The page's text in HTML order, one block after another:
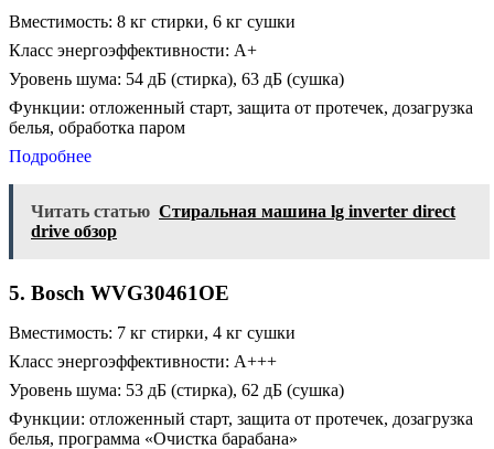
Вместимость: 8 кг стирки, 6 кг сушки
Класс энергоэффективности: A+
Уровень шума: 54 дБ (стирка), 63 дБ (сушка)
Функции: отложенный старт, защита от протечек, дозагрузка
белья, обработка паром
Подробнее
Читать статью Стиральная машина lg inverter direct
drive обзор
5. Bosch WVG30461OE
Вместимость: 7 кг стирки, 4 кг сушки
Класс энергоэффективности: A+++
Уровень шума: 53 дБ (стирка), 62 дБ (сушка)
Функции: отложенный старт, защита от протечек, дозагрузка
белья, программа «Очистка барабана»